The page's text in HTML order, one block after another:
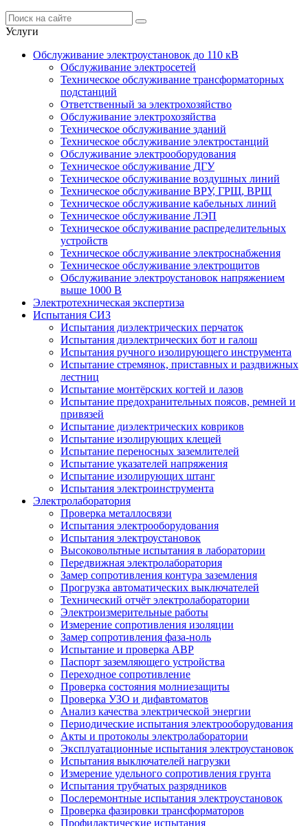
Услуги
Обслуживание электроустановок до 110 кВ
Обслуживание электросетей
Техническое обслуживание трансформаторных
подстанций
Ответственный за электрохозяйство
Обслуживание электрохозяйства
Техническое обслуживание зданий
Техническое обслуживание электростанций
Обслуживание электрооборудования
Техническое обслуживание ДГУ
Техническое обслуживание воздушных линий
Техническое обслуживание ВРУ, ГРЩ, ВРЩ
Техническое обслуживание кабельных линий
Техническое обслуживание ЛЭП
Техническое обслуживание распределительных
устройств
Техническое обслуживание электроснабжения
Техническое обслуживание электрощитов
Обслуживание электроустановок напряжением
выше 1000 В
Электротехническая экспертиза
Испытания СИЗ
Испытания диэлектрических перчаток
Испытания диэлектрических бот и галош
Испытания ручного изолирующего инструмента
Испытание стремянок, приставных и раздвижных
лестниц
Испытание монтёрских когтей и лазов
Испытание предохранительных поясов, ремней и
привязей
Испытание диэлектрических ковриков
Испытание изолирующих клещей
Испытание переносных заземлителей
Испытание указателей напряжения
Испытание изолирующих штанг
Испытания электроинструмента
Электролаборатория
Проверка металлосвязи
Испытания электрооборудования
Испытания электроустановок
Высоковольтные испытания в лаборатории
Передвижная электролаборатория
Замер сопротивления контура заземления
Прогрузка автоматических выключателей
Технический отчёт электролаборатории
Электроизмерительные работы
Измерение сопротивления изоляции
Замер сопротивления фаза-ноль
Испытание и проверка АВР
Паспорт заземляющего устройства
Переходное сопротивление
Проверка состояния молниезащиты
Проверка УЗО и дифавтоматов
Анализ качества электрической энергии
Периодические испытания электрооборудования
Акты и протоколы электролаборатории
Эксплуатационные испытания электроустановок
Испытания выключателей нагрузки
Измерение удельного сопротивления грунта
Испытания трубчатых разрядников
Послеремонтные испытания электроустановок
Проверка фазировки трансформаторов
Профилактические испытания